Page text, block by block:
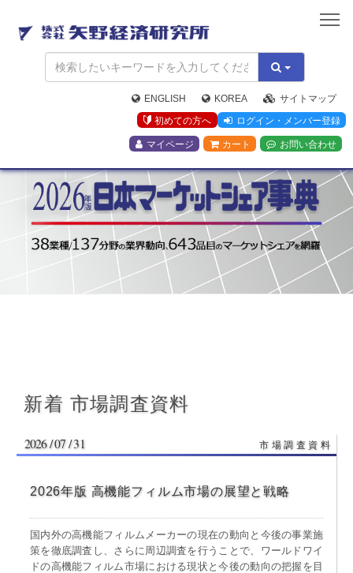
矢
野
経
済
研
究
所
ENGLISH KOREA
サイトマップ
初めての方へ
ログイン・メンバー登録
マイページ カート お問い合わせ
新着 市場調査資料
2026 / 07 / 31
2026年版 高機能フィルム市場の展望と戦略
国内外の高機能フィルムメーカーの現在の動向と今後の事業施
策を徹底調査し、さらに周辺調査を行うことで、ワールドワイ
ドの高機能フィルム市場における現状と今後の動向の把握を目